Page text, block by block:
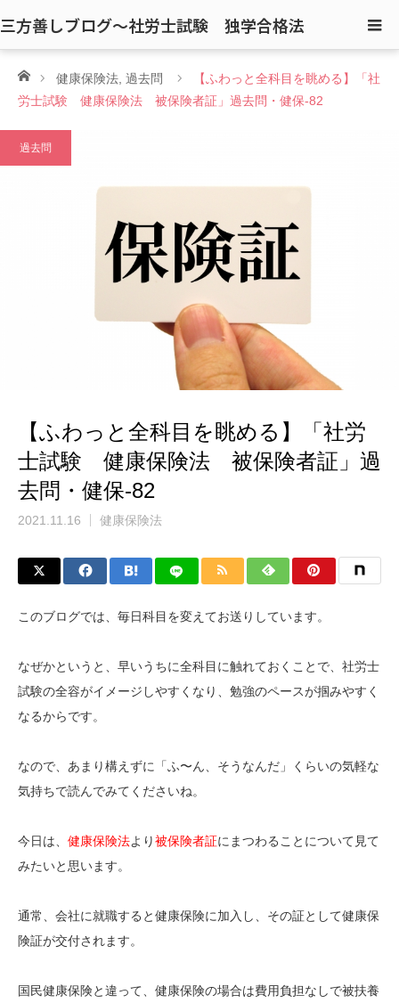
三方善しブログ〜社労士試験 独学合格法
ホーム健康保険法 過去問
【ふわっと全科目を眺める】「社
労士試験 健康保険法 被保険者証」過去問・健保-82
過去問
【ふわっと全科目を眺める】「社労
士試験 健康保険法 被保険者証」過
去問・健保-82
2021.11.16 健康保険法
このブログでは、毎日科目を変えてお送りしています。
なぜかというと、早いうちに全科目に触れておくことで、社労士
試験の全容がイメージしやすくなり、勉強のペースが掴みやすく
なるからです。
なので、あまり構えずに「ふ〜ん、そうなんだ」くらいの気軽な
気持ちで読んでみてくださいね。
今日は、 健康保険法より被保険者証にまつわることについて見て
みたいと思います。
通常、会社に就職すると健康保険に加入し、その証として健康保
険証が交付されます。
国民健康保険と違って、健康保険の場合は費用負担なしで被扶養